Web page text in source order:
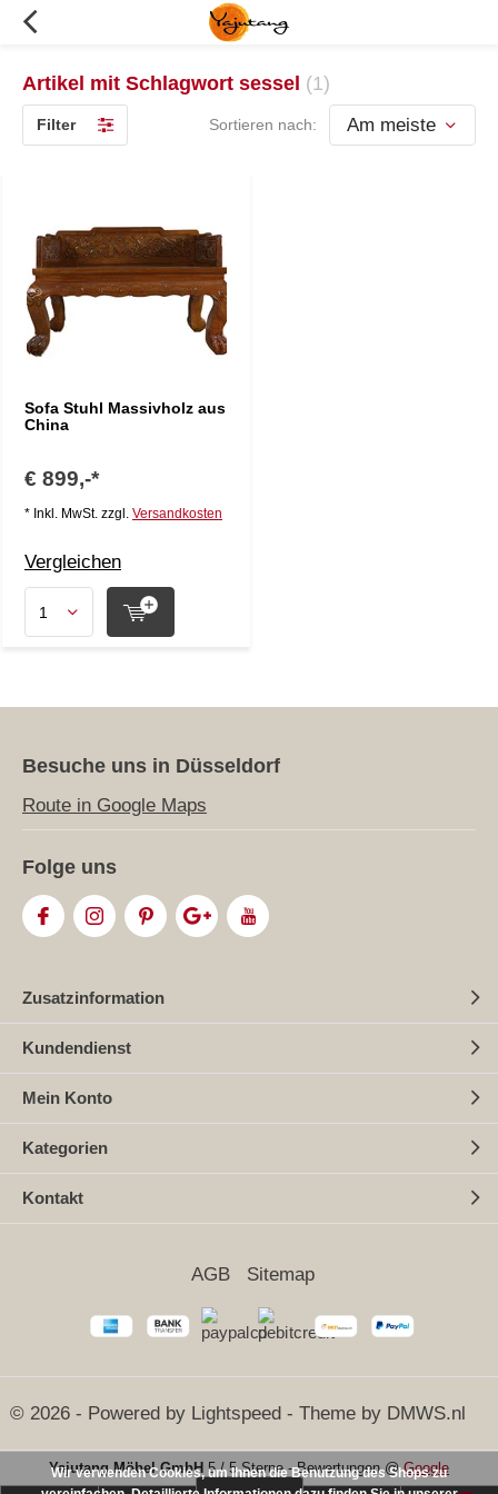
Artikel mit Schlagwort sessel (1)
Filter Sortieren nach:
Sofa Stuhl Massivholz aus
China
€ 899,-*
* Inkl. MwSt. zzgl. Versandkosten
Vergleichen
Besuche uns in Düsseldorf
Route in Google Maps
Folge uns
Zusatzinformation
Kundendienst
Mein Konto
Kategorien
Kontakt
© 2026 - Powered by Lightspeed - Theme by DMWS.nl
AGB Sitemap
Yajutang Möbel GmbH 5/5 Sterne-Bewertungen @Google
Wir verwenden Cookies, um Ihnen die Benutzung des Shops zu